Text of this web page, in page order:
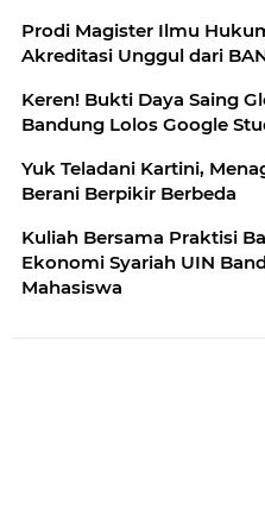
Prodi Magister Ilmu
Akreditasi Unggul dari
Keren! Bukti Daya Saing
Bandung Lolos Google
Yuk Teladani Kartini,
Berani Berpikir Berbeda
Kuliah Bersama Praktisi
Ekonomi Syariah UIN
Mahasiswa